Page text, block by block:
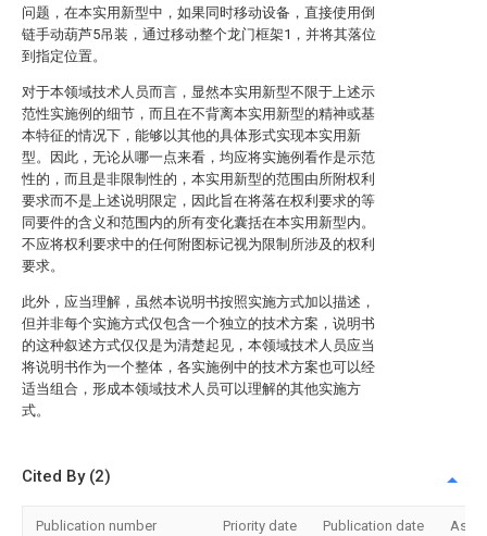
问题，在本实用新型中，如果同时移动设备，直接使用倒
链手动葫芦5吊装，通过移动整个龙门框架1，并将其落位
到指定位置。
对于本领域技术人员而言，显然本实用新型不限于上述示
范性实施例的细节，而且在不背离本实用新型的精神或基
本特征的情况下，能够以其他的具体形式实现本实用新
型。因此，无论从哪一点来看，均应将实施例看作是示范
性的，而且是非限制性的，本实用新型的范围由所附权利
要求而不是上述说明限定，因此旨在将落在权利要求的等
同要件的含义和范围内的所有变化囊括在本实用新型内。
不应将权利要求中的任何附图标记视为限制所涉及的权利
要求。
此外，应当理解，虽然本说明书按照实施方式加以描述，
但并非每个实施方式仅包含一个独立的技术方案，说明书
的这种叙述方式仅仅是为清楚起见，本领域技术人员应当
将说明书作为一个整体，各实施例中的技术方案也可以经
适当组合，形成本领域技术人员可以理解的其他实施方
式。
Cited By (2)
Publication number Priority date Publication date